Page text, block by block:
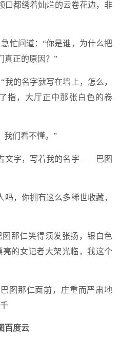
口都绣着灿烂的云卷花边，非
忙问道：“你是谁，为什么把
真正的原因？”
我的名字就写在墙上，怎么，
指，大厅正中那张白色的卷
我们看不懂。”
文字，写着我的名字——巴图
吗，你拥有这么多稀世收藏，
图那仁笑得须发张扬，银白色
的女记者大架光临，我这个
图那仁面前，庄重而严肃地
百度云